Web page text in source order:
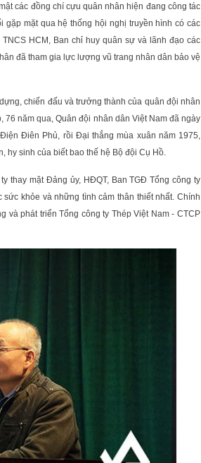
các đồng chí cựu quân nhân hiện đang công tác
gặp mặt qua hệ thống hội nghị truyền hình có các
HCM, Ban chỉ huy quân sự và lãnh đạo các
đã tham gia lực lượng vũ trang nhân dân bảo vệ
chiến đấu và trưởng thành của quân đội nhân
năm qua, Quân đội nhân dân Việt Nam đã ngày
Điên Phủ, rồi Đại thắng mùa xuân năm 1975,
hy sinh của biết bao thế hệ Bộ đội Cụ Hồ.
thay mặt Đảng ủy, HĐQT, Ban TGĐ Tổng công ty
khỏe và những tình cảm thân thiết nhất. Chính
và phát triển Tổng công ty Thép Việt Nam - CTCP